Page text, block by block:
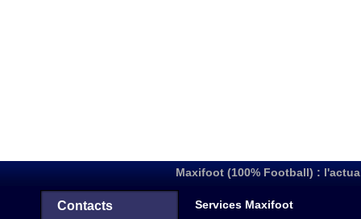
Maxifoot (100% Football) :
Contacts Services Maxifoot